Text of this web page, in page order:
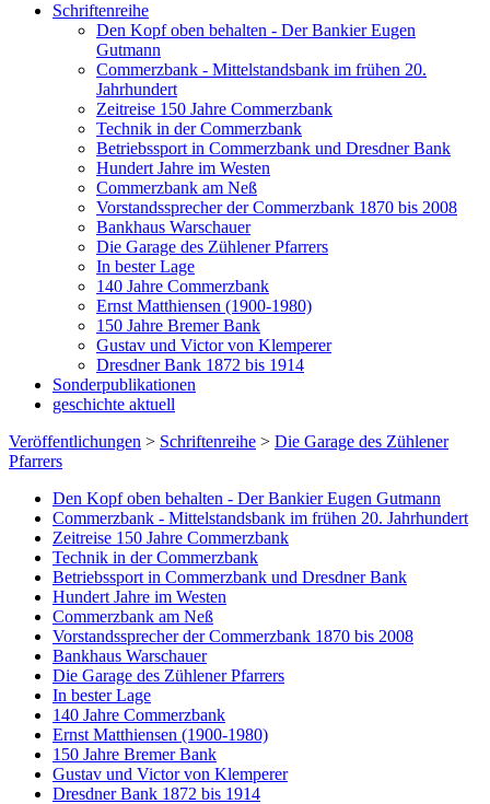
Schriftenreihe
Den Kopf oben behalten - Der Bankier Eugen
Gutmann
Commerzbank - Mittelstandsbank im frühen 20.
Jahrhundert
Zeitreise 150 Jahre Commerzbank
Technik in der Commerzbank
Betriebssport in Commerzbank und Dresdner Bank
Hundert Jahre im Westen
Commerzbank am Neß
Vorstandssprecher der Commerzbank 1870 bis 2008
Bankhaus Warschauer
Die Garage des Zühlener Pfarrers
In bester Lage
140 Jahre Commerzbank
Ernst Matthiensen (1900-1980)
150 Jahre Bremer Bank
Gustav und Victor von Klemperer
Dresdner Bank 1872 bis 1914
Sonderpublikationen
geschichte aktuell
Veröffentlichungen > Schriftenreihe > Die Garage des Zühlener
Pfarrers
Den Kopf oben behalten - Der Bankier Eugen Gutmann
Commerzbank - Mittelstandsbank im frühen 20. Jahrhundert
Zeitreise 150 Jahre Commerzbank
Technik in der Commerzbank
Betriebssport in Commerzbank und Dresdner Bank
Hundert Jahre im Westen
Commerzbank am Neß
Vorstandssprecher der Commerzbank 1870 bis 2008
Bankhaus Warschauer
Die Garage des Zühlener Pfarrers
In bester Lage
140 Jahre Commerzbank
Ernst Matthiensen (1900-1980)
150 Jahre Bremer Bank
Gustav und Victor von Klemperer
Dresdner Bank 1872 bis 1914